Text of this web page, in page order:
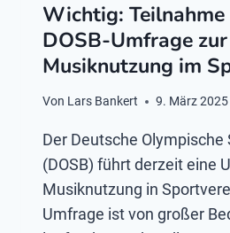
Wichtig: Teilnahme
DOSB-Umfrage zur
Musiknutzung im
Von Lars Bankert 9. März 2025
Der Deutsche Olympische
(DOSB) führt derzeit eine
Musiknutzung in
Umfrage ist von großer